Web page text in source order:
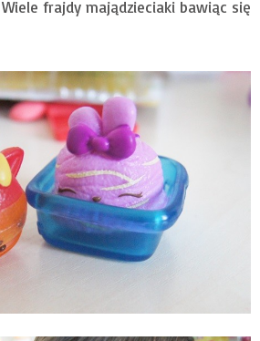
frajdy majądzieciaki bawiąc się